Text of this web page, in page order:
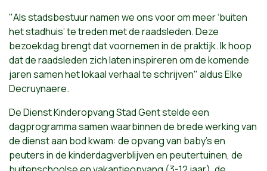
"Als stadsbestuur namen we ons voor om meer ‘buiten
het stadhuis’ te treden met de raadsleden. Deze
bezoekdag brengt dat voornemen in de praktijk. Ik hoop
dat de raadsleden zich laten inspireren om de komende
jaren samen het lokaal verhaal te schrijven" aldus Elke
Decruynaere.
De Dienst Kinderopvang Stad Gent stelde een
dagprogramma samen waarbinnen de brede werking van
de dienst aan bod kwam: de opvang van baby’s en
peuters in de kinderdagverblijven en peutertuinen, de